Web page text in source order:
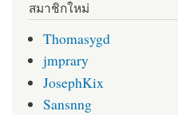
สมาชิกใหม่
Thomasygd
jmprary
JosephKix
Sansnng